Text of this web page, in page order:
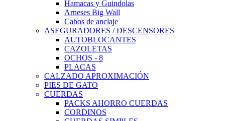
Hamacas y Guindolas
Arneses Big Wall
Cabos de anclaje
ASEGURADORES / DESCENSORES
AUTOBLOCANTES
CAZOLETAS
OCHOS - 8
PLACAS
CALZADO APROXIMACIÓN
PIES DE GATO
CUERDAS
PACKS AHORRO CUERDAS
CORDINOS